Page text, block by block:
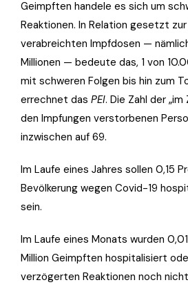
Geimpften handele es sich um
Reaktionen. In Relation gesetzt
verabreichten Impfdosen —
Millionen — bedeute das, 1 von
mit schweren Folgen bis hin zum
errechnet das PEI. Die Zahl der
den Impfungen verstorbenen
inzwischen auf 69.
Im Laufe eines Jahres sollen 0,15
Bevölkerung wegen Covid-19
sein.
Im Laufe eines Monats wurden
Million Geimpften hospitalisiert
verzögerten Reaktionen noch